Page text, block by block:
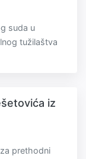
suda u
tužilaštva
iz
prethodni